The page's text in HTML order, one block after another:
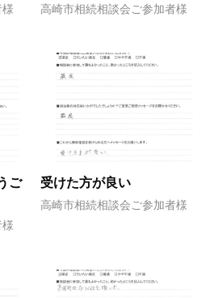
高崎市相続相談会ご参加者様
ご
受けた方が良い
高崎市相続相談会ご参加者様